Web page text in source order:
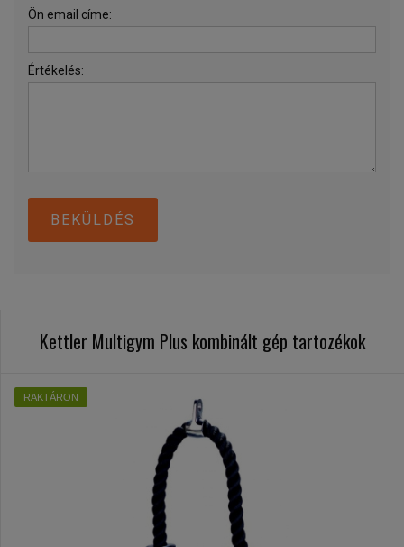
Ön email címe:
Értékelés:
BEKÜLDÉS
Kettler Multigym Plus kombinált gép tartozékok
RAKTÁRON